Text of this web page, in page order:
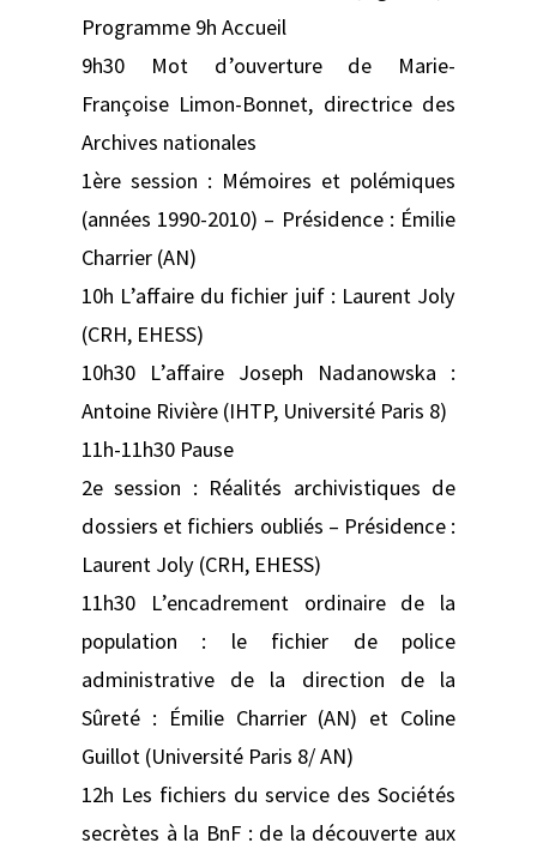
Programme 9h Accueil
9h30 Mot d’ouverture de Marie-
Françoise Limon-Bonnet, directrice des
Archives nationales
1ère session : Mémoires et polémiques
(années 1990-2010) – Présidence : Émilie
Charrier (AN)
10h L’affaire du fichier juif : Laurent Joly
(CRH, EHESS)
10h30 L’affaire Joseph Nadanowska :
Antoine Rivière (IHTP, Université Paris 8)
11h-11h30 Pause
2e session : Réalités archivistiques de
dossiers et fichiers oubliés – Présidence :
Laurent Joly (CRH, EHESS)
11h30 L’encadrement ordinaire de la
population : le fichier de police
administrative de la direction de la
Sûreté : Émilie Charrier (AN) et Coline
Guillot (Université Paris 8/ AN)
12h Les fichiers du service des Sociétés
secrètes à la BnF : de la découverte aux